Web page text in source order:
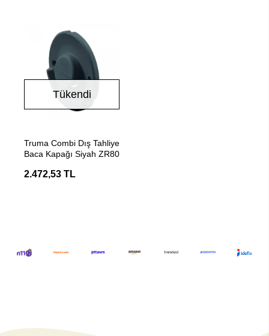
Tükendi
Truma Combi Dış Tahliye
Baca Kapağı Siyah ZR80
2.472,53 TL